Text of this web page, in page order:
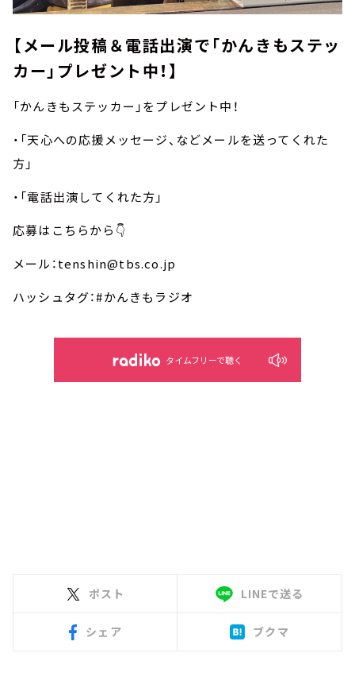
【メール投稿＆電話出演で「かんきもステッ
カー」プレゼント中！】
「かんきもステッカー」をプレゼント中！
・「天心への応援メッセージ、などメールを送ってくれた
方」
・「電話出演してくれた方」
応募はこちらから👇
メール：tenshin@tbs.co.jp
ハッシュタグ：#かんきもラジオ
タイムフリーで聴く
ポスト LINEで送る
シェア ブクマ